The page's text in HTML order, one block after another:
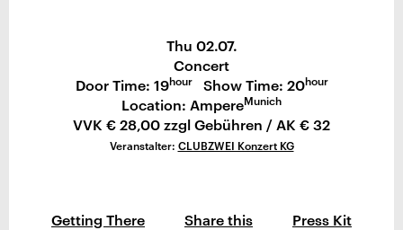
Thu 02.07.
Concert
Door Time: 19hourShow Time: 20hour
Location: AmpereMunich
VVK € 28,00 zzgl Gebühren / AK € 32
Veranstalter: CLUBZWEI Konzert KG
Getting There Share this Press Kit